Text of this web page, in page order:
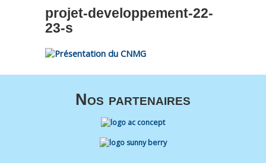
projet-developpement-22-
23-s
Nos partenaires